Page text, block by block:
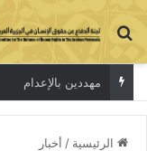
بحث عن
الاعتقال جريمة لا
الرئيسية / أخبار